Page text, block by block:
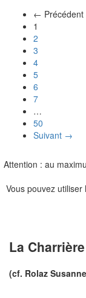
← Précédent
1
2
3
4
5
6
7
…
50
Suivant →
Attention : au
Vous pouvez
La
(cf. Rolaz